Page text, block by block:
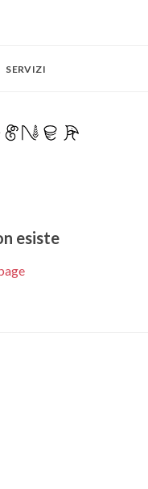
SERVIZI
esiste